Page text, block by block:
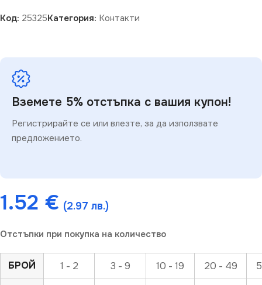
Код: 25325Категория: Контакти
Вземете 5% отстъпка с вашия купон!
Регистрирайте се или влезте, за да използвате
предложението.
1.52 € (2.97 лв.)
Отстъпки при покупка на количество
БРОЙ 1 - 2 3 - 9 10 - 19 20 - 49